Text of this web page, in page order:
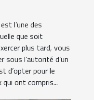
l’une des
que soit
plus tard, vous
sous l’autorité d’un
d’opter pour le
ont compris...